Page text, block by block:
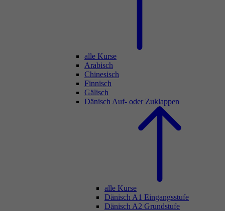
alle Kurse
Arabisch
Chinesisch
Finnisch
Gälisch
Dänisch Auf- oder Zuklappen
alle Kurse
Dänisch A1 Eingangsstufe
Dänisch A2 Grundstufe